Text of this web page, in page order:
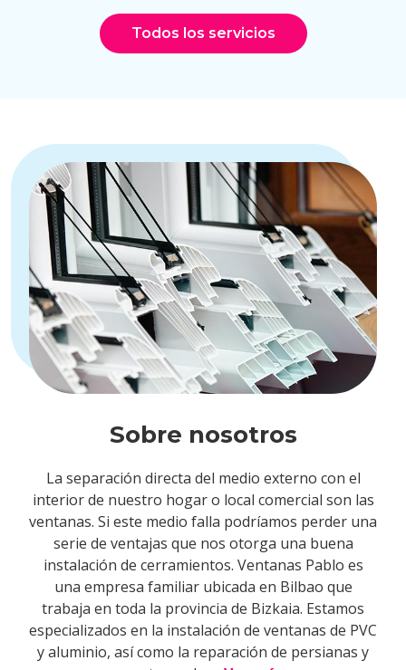
Todos los servicios
Sobre nosotros
La separación directa del medio externo con el
interior de nuestro hogar o local comercial son las
ventanas. Si este medio falla podríamos perder una
serie de ventajas que nos otorga una buena
instalación de cerramientos. Ventanas Pablo es
una empresa familiar ubicada en Bilbao que
trabaja en toda la provincia de Bizkaia. Estamos
especializados en la instalación de ventanas de PVC
y aluminio, así como la reparación de persianas y